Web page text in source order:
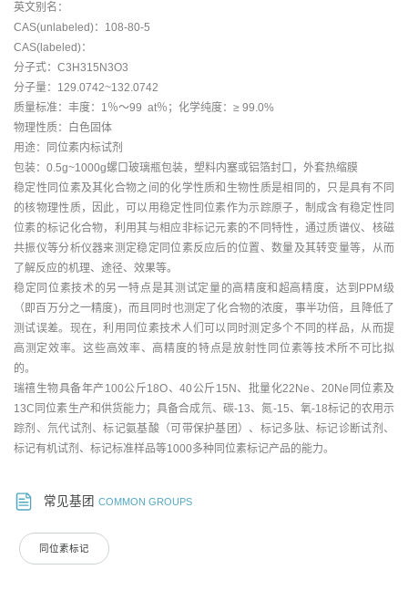
英文别名：
CAS(unlabeled)：108-80-5
CAS(labeled)：
分子式：C3H315N3O3
分子量：129.0742~132.0742
质量标准：丰度：1％～99 at％；化学纯度：≥ 99.0%
物理性质：白色固体
用途：同位素内标试剂
包装：0.5g~1000g螺口玻璃瓶包装，塑料内塞或铝箔封口，外套热缩膜
稳定性同位素及其化合物之间的化学性质和生物性质是相同的，只是具有不同
的核物理性质，因此，可以用稳定性同位素作为示踪原子，制成含有稳定性同
位素的标记化合物，利用其与相应非标记元素的不同特性，通过质谱仪、核磁
共振仪等分析仪器来测定稳定同位素反应后的位置、数量及其转变量等，从而
了解反应的机理、途径、效果等。
稳定同位素技术的另一特点是其测试定量的高精度和超高精度，达到PPM级
（即百万分之一精度)，而且同时也测定了化合物的浓度，事半功倍，且降低了
测试误差。现在，利用同位素技术人们可以同时测定多个不同的样品，从而提
高测定效率。这些高效率、高精度的特点是放射性同位素等技术所不可比拟
的。
瑞禧生物具备年产100公斤18O、40公斤15N、批量化22Ne、20Ne同位素及
13C同位素生产和供货能力；具备合成氘、碳-13、氮-15、氧-18标记的农用示
踪剂、氘代试剂、标记氨基酸（可带保护基团）、标记多肽、标记诊断试剂、
标记有机试剂、标记标准样品等1000多种同位素标记产品的能力。
常见基团 COMMON GROUPS
同位素标记